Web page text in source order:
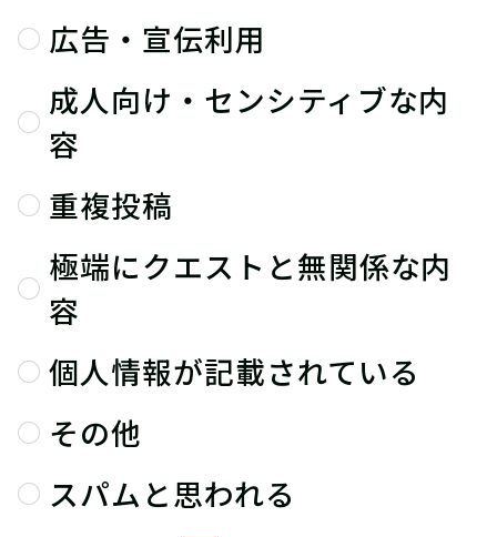
広告・宣伝利用
成人向け・センシティブな内
容
重複投稿
極端にクエストと無関係な内
容
個人情報が記載されている
その他
スパムと思われる